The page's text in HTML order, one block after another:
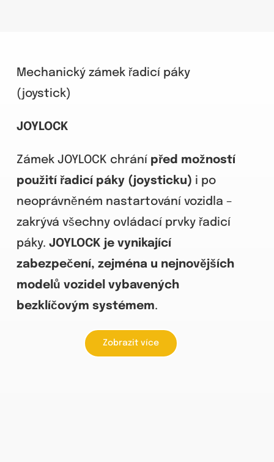
Mechanický zámek řadicí páky
(joystick)
JOYLOCK
Zámek JOYLOCK chrání před možností
použití řadicí páky (joysticku) i po
neoprávněném nastartování vozidla –
zakrývá všechny ovládací prvky řadicí
páky. JOYLOCK je vynikající
zabezpečení, zejména u nejnovějších
modelů vozidel vybavených
bezklíčovým systémem.
Zobrazit více